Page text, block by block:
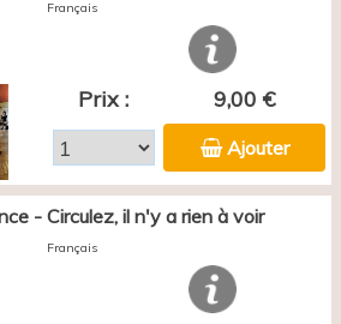
Français
Prix : 9,00 €
Ajouter
- Circulez, il n'y a rien à voir
Français